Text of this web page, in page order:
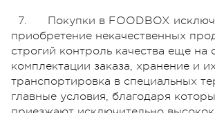
7. Покупки в FOODBOX
приобретение некачественных
строгий контроль качества еще на
комплектации заказа, хранение и их
транспортировка в специальных
главные условия, благодаря